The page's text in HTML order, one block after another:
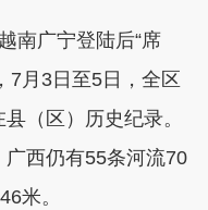
南广宁登陆后“席
7月3日至5日，全区
（区）历史纪录。
西仍有55条河流70
米。